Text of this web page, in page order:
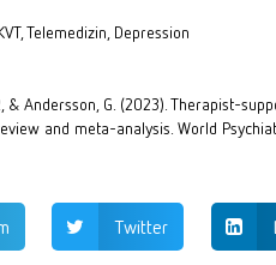
Telemedizin, Depression
& Andersson, G. (2023).
and meta-analysis. World
Twitter